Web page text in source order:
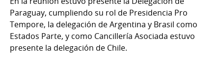
Paraguay, cumpliendo su rol de Presidencia Pro
Tempore, la delegación de Argentina y Brasil como
Estados Parte, y como Cancillería Asociada estuvo
presente la delegación de Chile.